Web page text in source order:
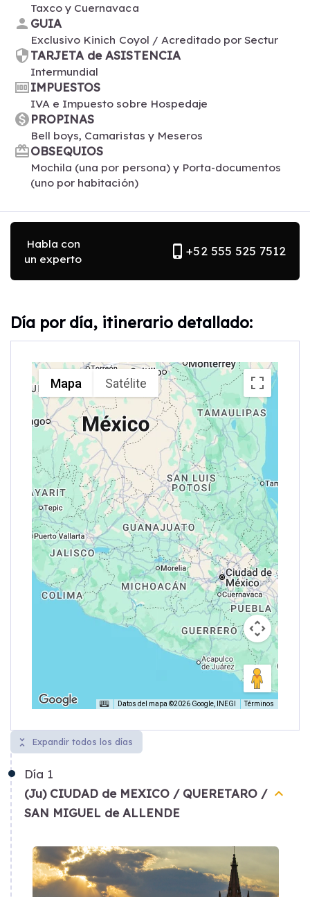
Taxco y Cuernavaca
person GUIA
Exclusivo Kinich Coyol / Acreditado por Sectur
securityTARJETA de ASISTENCIA
Intermundial
moneyIMPUESTOS
IVA e Impuesto sobre Hospedaje
monetization_onPROPINAS
Bell boys, Camaristas y Meseros
card_giftcardOBSEQUIOS
Mochila (una por persona) y Porta-documentos
(uno por habitación)
Habla con
un experto
phone_iphone+52 555 525 7512
Día por día, itinerario detallado:
Día 1
(Ju) CIUDAD de MEXICO / QUERETARO /
SAN MIGUEL de ALLENDE
keyboard_arrow_up
unfold_less Expandir todos los días
Mapa Satélite
Datos del mapa ©2026 Google, INEGI Términos